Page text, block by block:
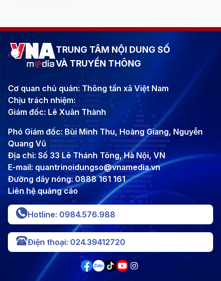
TRUNG TÂM NỘI DUNG SỐ
VÀ TRUYỀN THÔNG
Cơ quan chủ quản: Thông tấn xã Việt Nam
Chịu trách nhiệm:
Giám đốc: Lê Xuân Thành
Phó Giám đốc: Bùi Minh Thu, Hoàng Giang, Nguyễn
Quang Vũ
Địa chỉ: Số 33 Lê Thánh Tông, Hà Nội, VN
E-mail: quantrinoidungso@vnamedia.vn
Đường dây nóng: 0888 161 161
Liên hệ quảng cáo
Hotline: 0984.576.988
Điện thoại: 024.39412720